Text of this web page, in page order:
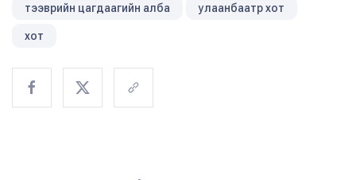
тээврийн цагдаагийн алба улаанбаатр хот
хот